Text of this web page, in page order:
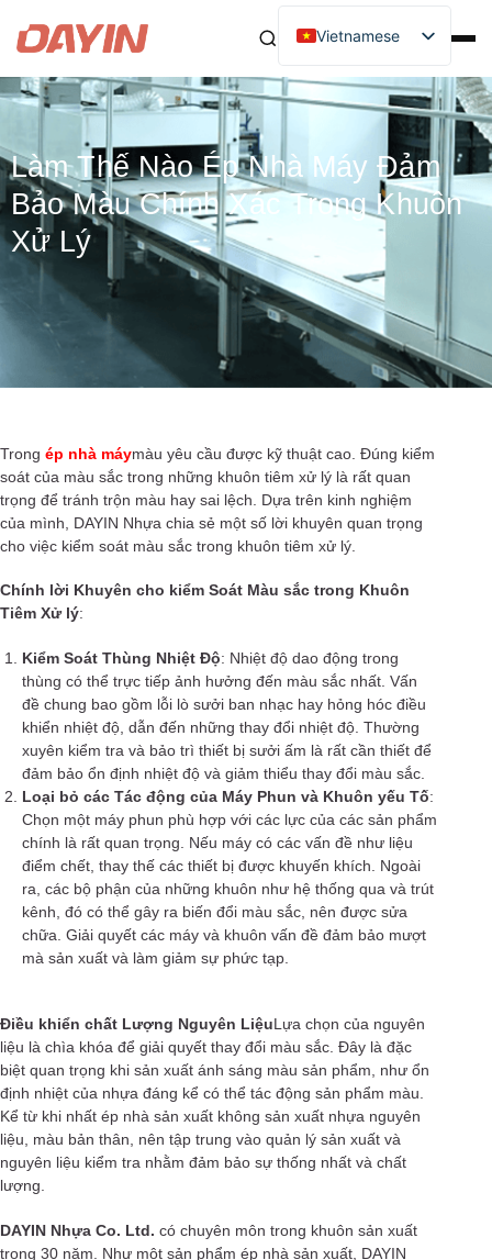
Vietnamese
Làm Thế Nào Ép Nhà Máy Đảm
Bảo Màu Chính Xác Trong Khuôn
Xử Lý
Trong ép nhà máymàu yêu cầu được kỹ thuật cao. Đúng kiểm
soát của màu sắc trong những khuôn tiêm xử lý là rất quan
trọng để tránh trộn màu hay sai lệch. Dựa trên kinh nghiệm
của mình, DAYIN Nhựa chia sẻ một số lời khuyên quan trọng
cho việc kiểm soát màu sắc trong khuôn tiêm xử lý.
Chính lời Khuyên cho kiểm Soát Màu sắc trong Khuôn
Tiêm Xử lý:
Kiểm Soát Thùng Nhiệt Độ: Nhiệt độ dao động trong
thùng có thể trực tiếp ảnh hưởng đến màu sắc nhất. Vấn
đề chung bao gồm lỗi lò sưởi ban nhạc hay hỏng hóc điều
khiển nhiệt độ, dẫn đến những thay đổi nhiệt độ. Thường
xuyên kiểm tra và bảo trì thiết bị sưởi ấm là rất cần thiết để
đảm bảo ổn định nhiệt độ và giảm thiểu thay đổi màu sắc.
Loại bỏ các Tác động của Máy Phun và Khuôn yếu Tố:
Chọn một máy phun phù hợp với các lực của các sản phẩm
chính là rất quan trọng. Nếu máy có các vấn đề như liệu
điểm chết, thay thế các thiết bị được khuyến khích. Ngoài
ra, các bộ phận của những khuôn như hệ thống qua và trút
kênh, đó có thể gây ra biến đổi màu sắc, nên được sửa
chữa. Giải quyết các máy và khuôn vấn đề đảm bảo mượt
mà sản xuất và làm giảm sự phức tạp.